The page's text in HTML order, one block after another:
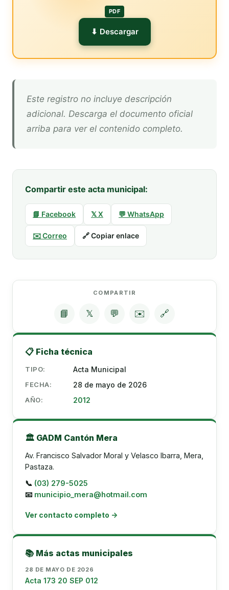
PDF
⬇ Descargar
Este registro no incluye descripción
adicional. Descarga el documento oficial
arriba para ver el contenido completo.
Compartir este acta municipal:
📘 Facebook 𝕏 X 💬 WhatsApp
✉️ Correo 🔗 Copiar enlace
COMPARTIR
📘 𝕏 💬 ✉️ 🔗
📋 Ficha técnica
TIPO: Acta Municipal
FECHA: 28 de mayo de 2026
AÑO: 2012
🏛️ GADM Cantón Mera
Av. Francisco Salvador Moral y Velasco Ibarra, Mera,
Pastaza.
📞 (03) 279-5025
📧 municipio_mera@hotmail.com
Ver contacto completo →
📚 Más actas municipales
28 DE MAYO DE 2026
Acta 173 20 SEP 012